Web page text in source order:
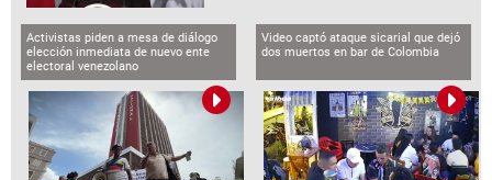
Activistas piden a mesa de diálogo
elección inmediata de nuevo ente
electoral venezolano
Video captó ataque sicarial que dejó
dos muertos en bar de Colombia